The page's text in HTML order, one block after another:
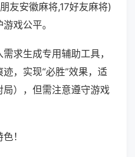
友安徽麻将,17好友麻将)
戏公平。
求生成专用辅助工具，
，实现“必胜”效果，适
），但需注意遵守游戏
！